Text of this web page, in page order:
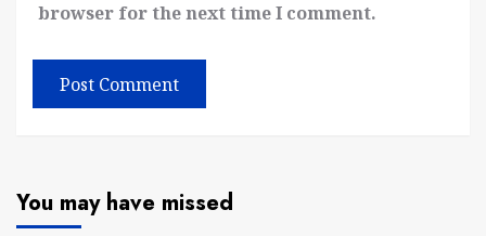
browser for the next time I comment.
You may have missed